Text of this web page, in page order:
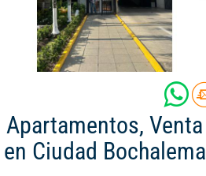
Apartamentos, Venta
en Ciudad Bochalema